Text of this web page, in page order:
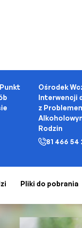
Ośrodek
Interwencji
z
Rodzin
81 466 54
Pliki do pobrania